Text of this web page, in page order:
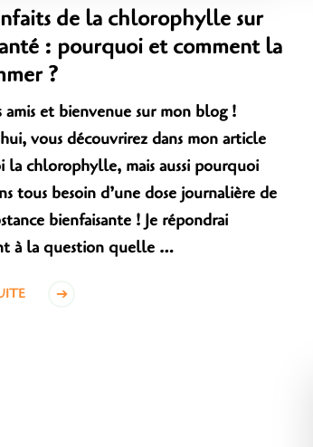
de la chlorophylle sur
: pourquoi et comment la
?
et bienvenue sur mon blog !
vous découvrirez dans mon article
la chlorophylle, mais aussi pourquoi
tous besoin d’une dose journalière de
bienfaisante ! Je répondrai
à la question quelle …